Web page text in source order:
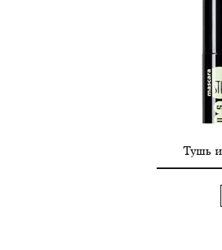
Тушь